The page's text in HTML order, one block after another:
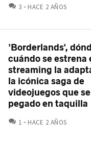
3 COMENTARIOS
HACE 2 AÑOS
'Borderlands',
cuándo se estrena
streaming la
la icónica saga de
videojuegos que
pegado en taquilla
1 COMENTARIOS
HACE 2 AÑOS